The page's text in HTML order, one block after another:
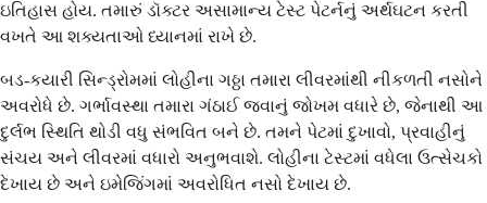
ઇતિહાસ હોય. તમારું ડૉક્ટર અસામાન્ય ટેસ્ટ પેટર્નનું અર્થઘટન કરતી
વખતે આ શક્યતાઓ ધ્યાનમાં રાખે છે.
બડ-કયારી સિન્ડ્રોમમાં લોહીના ગઠ્ઠા તમારા લીવરમાંથી નીકળતી નસોને
અવરોધે છે. ગર્ભાવસ્થા તમારા ગંઠાઈ જવાનું જોખમ વધારે છે, જેનાથી આ
દુર્લભ સ્થિતિ થોડી વધુ સંભવિત બને છે. તમને પેટમાં દુખાવો, પ્રવાહીનું
સંચય અને લીવરમાં વધારો અનુભવાશે. લોહીના ટેસ્ટમાં વધેલા ઉત્સેચકો
દેખાય છે અને ઇમેજિંગમાં અવરોધિત નસો દેખાય છે.